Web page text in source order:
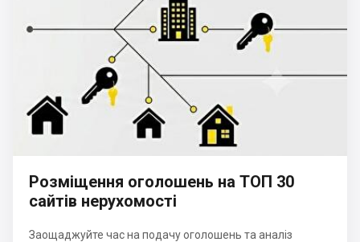
Розміщення оголошень на ТОП 30
сайтів нерухомості
Заощаджуйте час на подачу оголошень та аналіз